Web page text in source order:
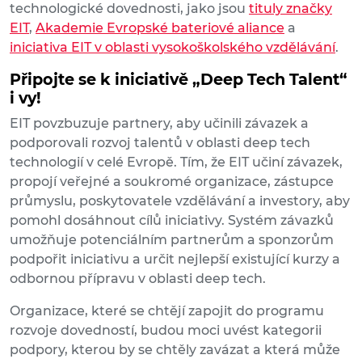
technologické dovednosti, jako jsou tituly značky
EIT, Akademie Evropské bateriové aliance a
iniciativa EIT v oblasti vysokoškolského vzdělávání.
Připojte se k iniciativě „Deep Tech Talent“
i vy!
EIT povzbuzuje partnery, aby učinili závazek a
podporovali rozvoj talentů v oblasti deep tech
technologií v celé Evropě. Tím, že EIT učiní závazek,
propojí veřejné a soukromé organizace, zástupce
průmyslu, poskytovatele vzdělávání a investory, aby
pomohl dosáhnout cílů iniciativy. Systém závazků
umožňuje potenciálním partnerům a sponzorům
podpořit iniciativu a určit nejlepší existující kurzy a
odbornou přípravu v oblasti deep tech.
Organizace, které se chtějí zapojit do programu
rozvoje dovedností, budou moci uvést kategorii
podpory, kterou by se chtěly zavázat a která může